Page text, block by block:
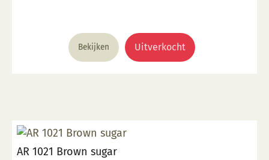
€ 5,63. € 2,48.
Bekijken Uitverkocht
AR 1021 Brown sugar